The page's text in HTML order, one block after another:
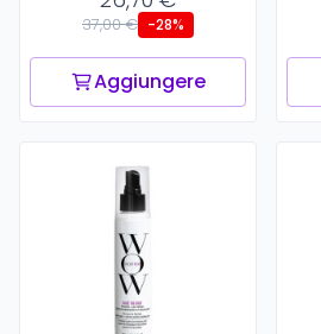
37,00 € -28%
Aggiungere